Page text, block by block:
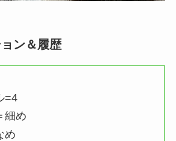
ン＆履歴
=4
細め
め